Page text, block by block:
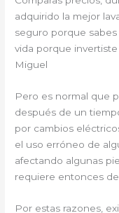
adquirido la mejor
seguro porque
vida porque
Miguel
Pero es normal que
después de un
por cambios
el uso erróneo de
afectando algunas
requiere entonces
Por estas razones,